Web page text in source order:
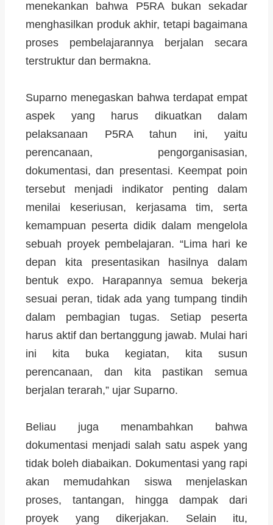
menekankan bahwa P5RA bukan sekadar
menghasilkan produk akhir, tetapi bagaimana
proses pembelajarannya berjalan secara
terstruktur dan bermakna.
Suparno menegaskan bahwa terdapat empat
aspek yang harus dikuatkan dalam
pelaksanaan P5RA tahun ini, yaitu
perencanaan, pengorganisasian,
dokumentasi, dan presentasi. Keempat poin
tersebut menjadi indikator penting dalam
menilai keseriusan, kerjasama tim, serta
kemampuan peserta didik dalam mengelola
sebuah proyek pembelajaran. “Lima hari ke
depan kita presentasikan hasilnya dalam
bentuk expo. Harapannya semua bekerja
sesuai peran, tidak ada yang tumpang tindih
dalam pembagian tugas. Setiap peserta
harus aktif dan bertanggung jawab. Mulai hari
ini kita buka kegiatan, kita susun
perencanaan, dan kita pastikan semua
berjalan terarah,” ujar Suparno.
Beliau juga menambahkan bahwa
dokumentasi menjadi salah satu aspek yang
tidak boleh diabaikan. Dokumentasi yang rapi
akan memudahkan siswa menjelaskan
proses, tantangan, hingga dampak dari
proyek yang dikerjakan. Selain itu,